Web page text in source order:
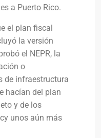
a Puerto Rico.
el plan fiscal
la versión
el NEPR, la
o
de infraestructura
hacían del plan
y de los
unos aún más